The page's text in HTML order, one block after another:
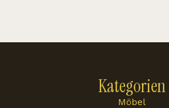
Kategorien
Möbel